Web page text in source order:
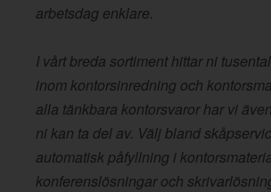
arbetsdag enklare.
I vårt breda sortiment hittar ni
inom kontorsinredning och
alla tänkbara kontorsvaror har vi
ni kan ta del av. Välj bland
automatisk påfyllning i
konferenslösningar och